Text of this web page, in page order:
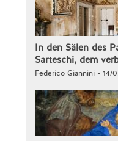
In den Sälen des
Sarteschi, dem
Federico Giannini - 14/